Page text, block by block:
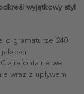
wyjątkowy styl
o gramaturze 240
we
wraz z upływem